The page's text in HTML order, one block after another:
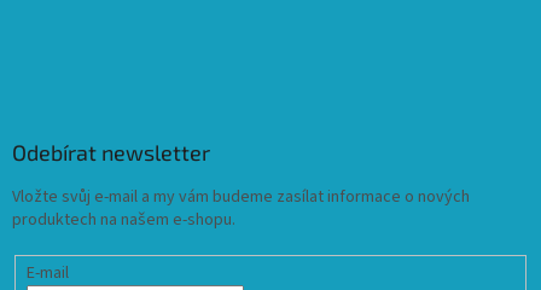
Odebírat newsletter
Vložte svůj e-mail a my vám budeme zasílat informace o nových
produktech na našem e-shopu.
E-mail